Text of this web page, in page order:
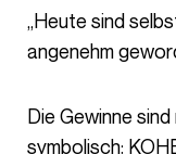
„Heute sind selbst undankbare Aufgaben
angenehm
Die Gewinne sind nicht nur operativ. Sie sind auch
symbolisch: